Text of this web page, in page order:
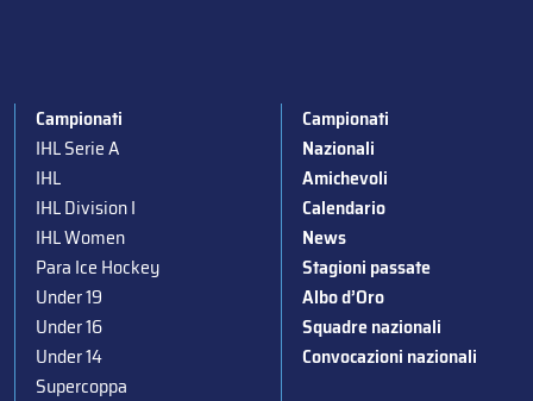
Campionati
IHL Serie A
IHL
IHL Division I
IHL Women
Para Ice Hockey
Under 19
Under 16
Under 14
Supercoppa
Campionati
Nazionali
Amichevoli
Calendario
News
Stagioni passate
Albo d’Oro
Squadre nazionali
Convocazioni nazionali